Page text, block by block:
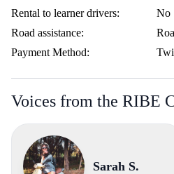
Rental to learner drivers:
No
Road assistance:
Payment Method:
Voices from the RIBE
Sarah S.